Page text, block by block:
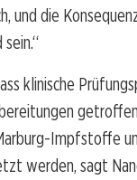
und die
klinische
Impfstoffe
werden, sagt